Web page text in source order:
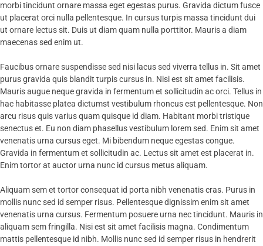
morbi tincidunt ornare massa eget egestas purus. Gravida dictum fusce
ut placerat orci nulla pellentesque. In cursus turpis massa tincidunt dui
ut ornare lectus sit. Duis ut diam quam nulla porttitor. Mauris a diam
maecenas sed enim ut.
Faucibus ornare suspendisse sed nisi lacus sed viverra tellus in. Sit amet
purus gravida quis blandit turpis cursus in. Nisi est sit amet facilisis.
Mauris augue neque gravida in fermentum et sollicitudin ac orci. Tellus in
hac habitasse platea dictumst vestibulum rhoncus est pellentesque. Non
arcu risus quis varius quam quisque id diam. Habitant morbi tristique
senectus et. Eu non diam phasellus vestibulum lorem sed. Enim sit amet
venenatis urna cursus eget. Mi bibendum neque egestas congue.
Gravida in fermentum et sollicitudin ac. Lectus sit amet est placerat in.
Enim tortor at auctor urna nunc id cursus metus aliquam.
Aliquam sem et tortor consequat id porta nibh venenatis cras. Purus in
mollis nunc sed id semper risus. Pellentesque dignissim enim sit amet
venenatis urna cursus. Fermentum posuere urna nec tincidunt. Mauris in
aliquam sem fringilla. Nisi est sit amet facilisis magna. Condimentum
mattis pellentesque id nibh. Mollis nunc sed id semper risus in hendrerit